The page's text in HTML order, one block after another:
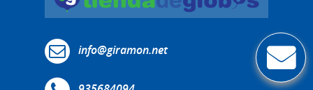
info@giramon.net